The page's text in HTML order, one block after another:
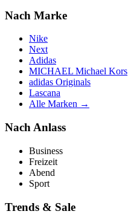
Nach Marke
Nike
Next
Adidas
MICHAEL Michael Kors
adidas Originals
Lascana
Alle Marken →
Nach Anlass
Business
Freizeit
Abend
Sport
Trends & Sale